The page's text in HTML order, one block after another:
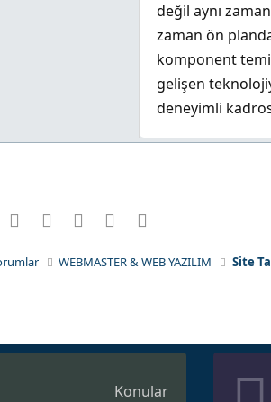
değil aynı
zaman ön
komponent
gelişen
deneyimli
Facebook
TwitterPinterest
TumblrWhatsApp
WEBMASTER & WEB YAZILIM Site
Konular